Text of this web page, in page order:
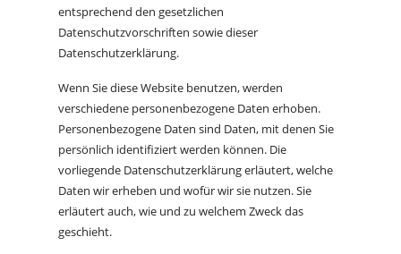
entsprechend den gesetzlichen
Datenschutzvorschriften sowie dieser
Datenschutzerklärung.
Wenn Sie diese Website benutzen, werden
verschiedene personenbezogene Daten erhoben.
Personenbezogene Daten sind Daten, mit denen Sie
persönlich identifiziert werden können. Die
vorliegende Datenschutzerklärung erläutert, welche
Daten wir erheben und wofür wir sie nutzen. Sie
erläutert auch, wie und zu welchem Zweck das
geschieht.